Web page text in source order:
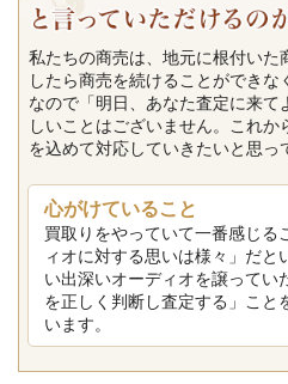
私たちの商売は、地元に根付いた
したら商売を続けることができな
なので「明日、あなた査定に来
しいことはございません。これ
を込めて対応していきたいと思っ
心がけていること
買取りをやっていて一番感じる
ィオに対する思いは様々」だと
い出深いオーディオを譲ってい
を正しく判断し査定する」こと
います。